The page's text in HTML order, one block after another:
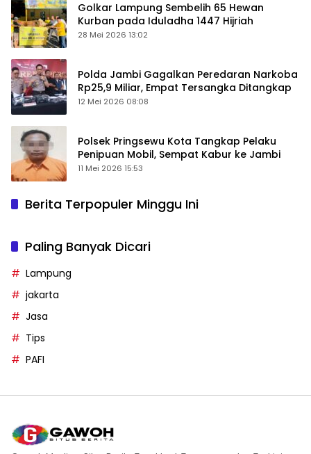
Golkar Lampung Sembelih 65 Hewan
Kurban pada Iduladha 1447 Hijriah
28 Mei 2026 13:02
Polda Jambi Gagalkan Peredaran Narkoba
Rp25,9 Miliar, Empat Tersangka Ditangkap
12 Mei 2026 08:08
Polsek Pringsewu Kota Tangkap Pelaku
Penipuan Mobil, Sempat Kabur ke Jambi
11 Mei 2026 15:53
Berita Terpopuler Minggu Ini
Paling Banyak Dicari
Lampung
jakarta
Jasa
Tips
PAFI